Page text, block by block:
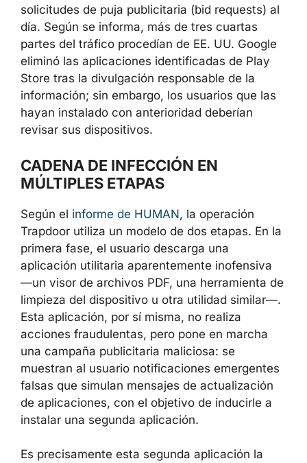
solicitudes de puja publicitaria (bid requests) al
día. Según se informa, más de tres cuartas
partes del tráfico procedían de EE. UU. Google
eliminó las aplicaciones identificadas de Play
Store tras la divulgación responsable de la
información; sin embargo, los usuarios que las
hayan instalado con anterioridad deberían
revisar sus dispositivos.
CADENA DE INFECCIÓN EN
MÚLTIPLES ETAPAS
Según el informe de HUMAN, la operación
Trapdoor utiliza un modelo de dos etapas. En la
primera fase, el usuario descarga una
aplicación utilitaria aparentemente inofensiva
—un visor de archivos PDF, una herramienta de
limpieza del dispositivo u otra utilidad similar—.
Esta aplicación, por sí misma, no realiza
acciones fraudulentas, pero pone en marcha
una campaña publicitaria maliciosa: se
muestran al usuario notificaciones emergentes
falsas que simulan mensajes de actualización
de aplicaciones, con el objetivo de inducirle a
instalar una segunda aplicación.
Es precisamente esta segunda aplicación la